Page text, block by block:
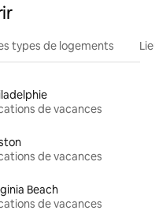
types de logements
de vacances
de vacances
Beach
de vacances